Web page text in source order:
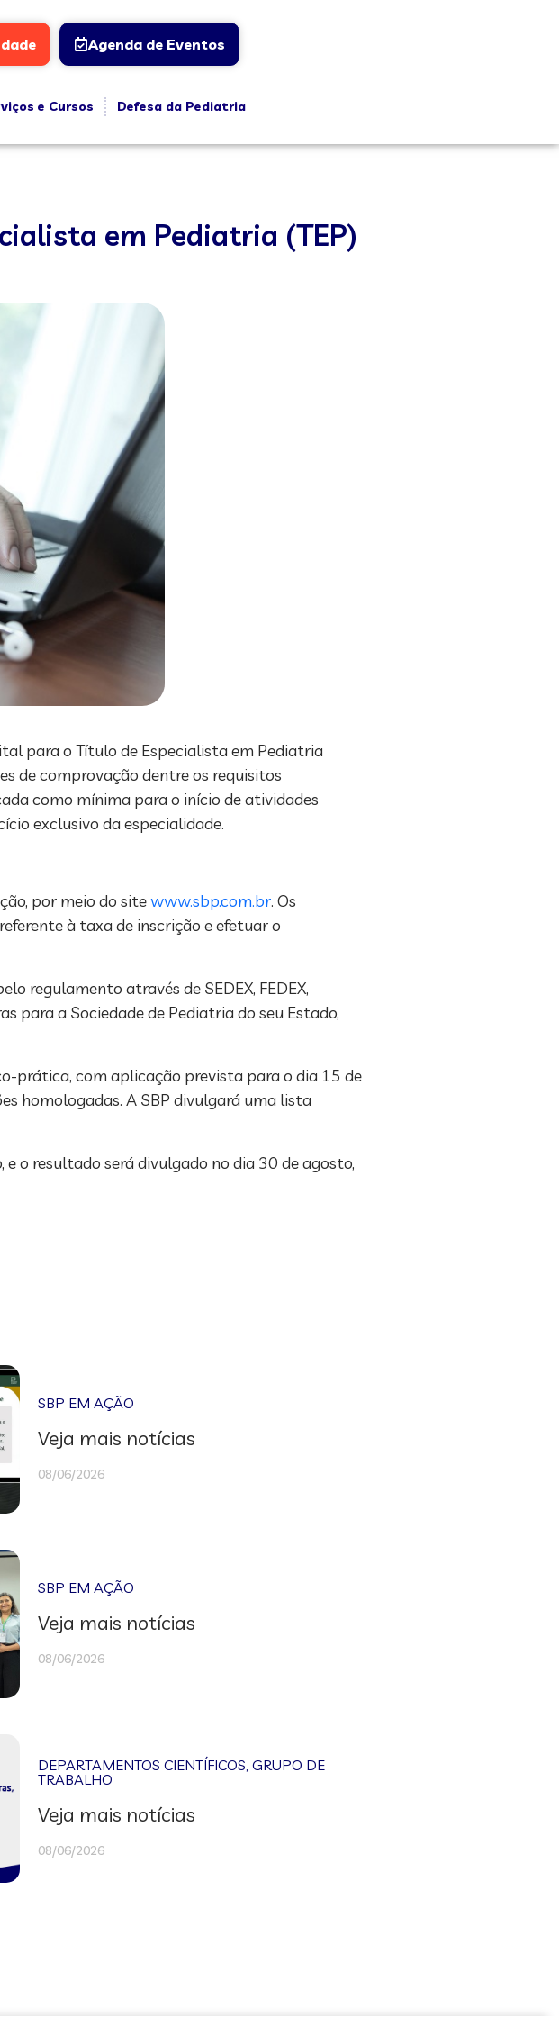
Agenda de Eventos
e Cursos
Defesa da Pediatria
em Pediatria (TEP)
para o Título de Especialista em Pediatria
de comprovação dentre os requisitos
como mínima para o início de atividades
exclusivo da especialidade.
por meio do sitewww.sbp.com.br. Os
à taxa de inscrição e efetuar o
regulamento através de SEDEX, FEDEX,
para a Sociedade de Pediatria do seu Estado,
prática, com aplicação prevista para o dia 15 de
homologadas. A SBP divulgará uma lista
o resultado será divulgado no dia 30 de agosto,
SBP EM AÇÃO
Veja mais notícias
08/06/2026
SBP EM AÇÃO
Veja mais notícias
08/06/2026
DEPARTAMENTOS CIENTÍFICOS,GRUPO DE
TRABALHO
Veja mais notícias
08/06/2026